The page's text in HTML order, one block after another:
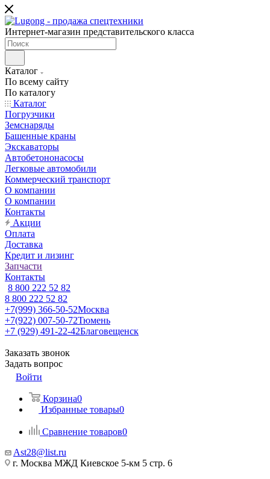
Интернет-магазин представительского класса
Каталог
По всему сайту
По каталогу
Каталог
Погрузчики
Земснаряды
Башенные краны
Экскаваторы
Автобетононасосы
Легковые автомобили
Коммерческий транспорт
О компании
О компании
Контакты
Акции
Оплата
Доставка
Кредит и лизинг
Запчасти
Контакты
8 800 222 52 82
8 800 222 52 82
+7(999) 366-50-52Москва
+7(922) 007-50-72Тюмень
+7 (929) 491-22-42Благовещенск
Заказать звонок
Задать вопрос
Войти
Корзина0
Избранные товары0
Сравнение товаров0
Ast28@list.ru
г. Москва МЖД Киевское 5-км 5 стр. 6